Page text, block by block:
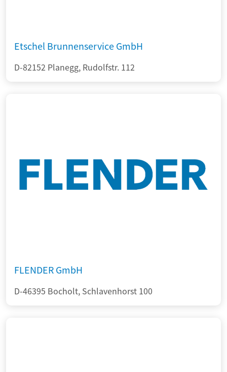
Etschel Brunnenservice GmbH
D-82152 Planegg, Rudolfstr. 112
FLENDER GmbH
D-46395 Bocholt, Schlavenhorst 100